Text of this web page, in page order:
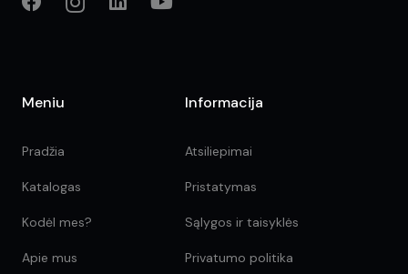
Meniu
Pradžia
Katalogas
Kodėl mes?
Apie mus
Informacija
Atsiliepimai
Pristatymas
Sąlygos ir taisyklės
Privatumo politika